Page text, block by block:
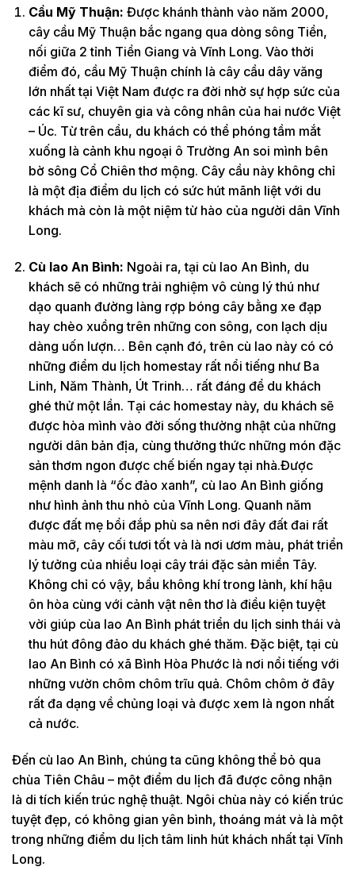
Cầu Mỹ Thuận: Được khánh thành vào năm 2000,
cây cầu Mỹ Thuận bắc ngang qua dòng sông Tiền,
nối giữa 2 tỉnh Tiền Giang và Vĩnh Long. Vào thời
điểm đó, cầu Mỹ Thuận chính là cây cầu dây văng
lớn nhất tại Việt Nam được ra đời nhờ sự hợp sức của
các kĩ sư, chuyên gia và công nhân của hai nước Việt
– Úc. Từ trên cầu, du khách có thể phóng tầm mắt
xuống là cảnh khu ngoại ô Trường An soi mình bên
bờ sông Cổ Chiên thơ mộng. Cây cầu này không chỉ
là một địa điểm du lịch có sức hút mãnh liệt với du
khách mà còn là một niệm từ hào của người dân Vĩnh
Long.
Cù lao An Bình: Ngoài ra, tại cù lao An Bình, du
khách sẽ có những trải nghiệm vô cùng lý thú như
dạo quanh đường làng rợp bóng cây bằng xe đạp
hay chèo xuồng trên những con sông, con lạch dịu
dàng uốn lượn… Bên cạnh đó, trên cù lao này có có
những điểm du lịch homestay rất nổi tiếng như Ba
Linh, Năm Thành, Út Trinh… rất đáng để du khách
ghé thử một lần. Tại các homestay này, du khách sẽ
được hòa mình vào đời sống thường nhật của những
người dân bản địa, cùng thưởng thức những món đặc
sản thơm ngon được chế biến ngay tại nhà.Được
mệnh danh là “ốc đảo xanh”, cù lao An Bình giống
như hình ảnh thu nhỏ của Vĩnh Long. Quanh năm
được đất mẹ bồi đắp phù sa nên nơi đây đất đai rất
màu mỡ, cây cối tươi tốt và là nơi ươm màu, phát triển
lý tưởng của nhiều loại cây trái đặc sản miền Tây.
Không chỉ có vậy, bầu không khí trong lành, khí hậu
ôn hòa cùng với cảnh vật nên thơ là điều kiện tuyệt
vời giúp cùa lao An Bình phát triển du lịch sinh thái và
thu hút đông đảo du khách ghé thăm. Đặc biệt, tại cù
lao An Bình có xã Bình Hòa Phước là nơi nổi tiếng với
những vườn chôm chôm trĩu quả. Chôm chôm ở đây
rất đa dạng về chủng loại và được xem là ngon nhất
cả nước.
Đến cù lao An Bình, chúng ta cũng không thể bỏ qua
chùa Tiên Châu – một điểm du lịch đã được công nhận
là di tích kiến trúc nghệ thuật. Ngôi chùa này có kiến trúc
tuyệt đẹp, có không gian yên bình, thoáng mát và là một
trong những điểm du lịch tâm linh hút khách nhất tại Vĩnh
Long.